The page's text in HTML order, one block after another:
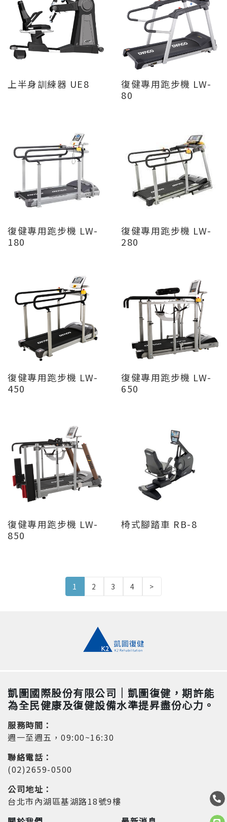
上半身訓練器 UE8
復健專用跑步機 LW-
80
復健專用跑步機 LW-
180
復健專用跑步機 LW-
280
復健專用跑步機 LW-
450
復健專用跑步機 LW-
650
復健專用跑步機 LW-
850
椅式腳踏車 RB-8
1 2 3 4 >
凱圖國際股份有限公司｜凱圖復健，期許能
為全民健康及復健設備水準提昇盡份心力。
服務時間：
週一至週五，09:00~16:30
聯絡電話：
(02)2659-0500
公司地址：
台北市內湖區基湖路18號9樓